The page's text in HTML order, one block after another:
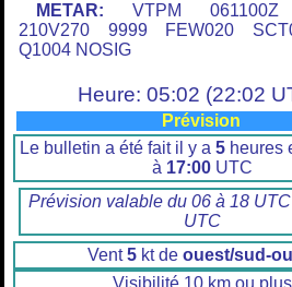
METAR: VTPM 061100Z
210V270 9999 FEW020
Q1004 NOSIG
Heure: 05:02 (22:02
Prévision
Le bulletin a été fait il y a 5heures
à 17:00 UTC
Prévision valable du 06 à 18
UTC
Vent5kt de ouest/sud-